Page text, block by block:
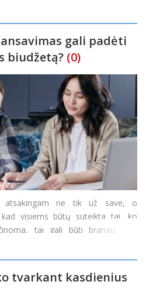
pastebi, kad toks požiūris
geometrij
gali padėti
biudžetą? (0)
atsakingam ne tik už save, o
kad visiems būtų suteikta tai, ko
tai gali būti brangu, nes
prekių, daiktų ir paslaugų,
nariui.
tvarkant kasdienius